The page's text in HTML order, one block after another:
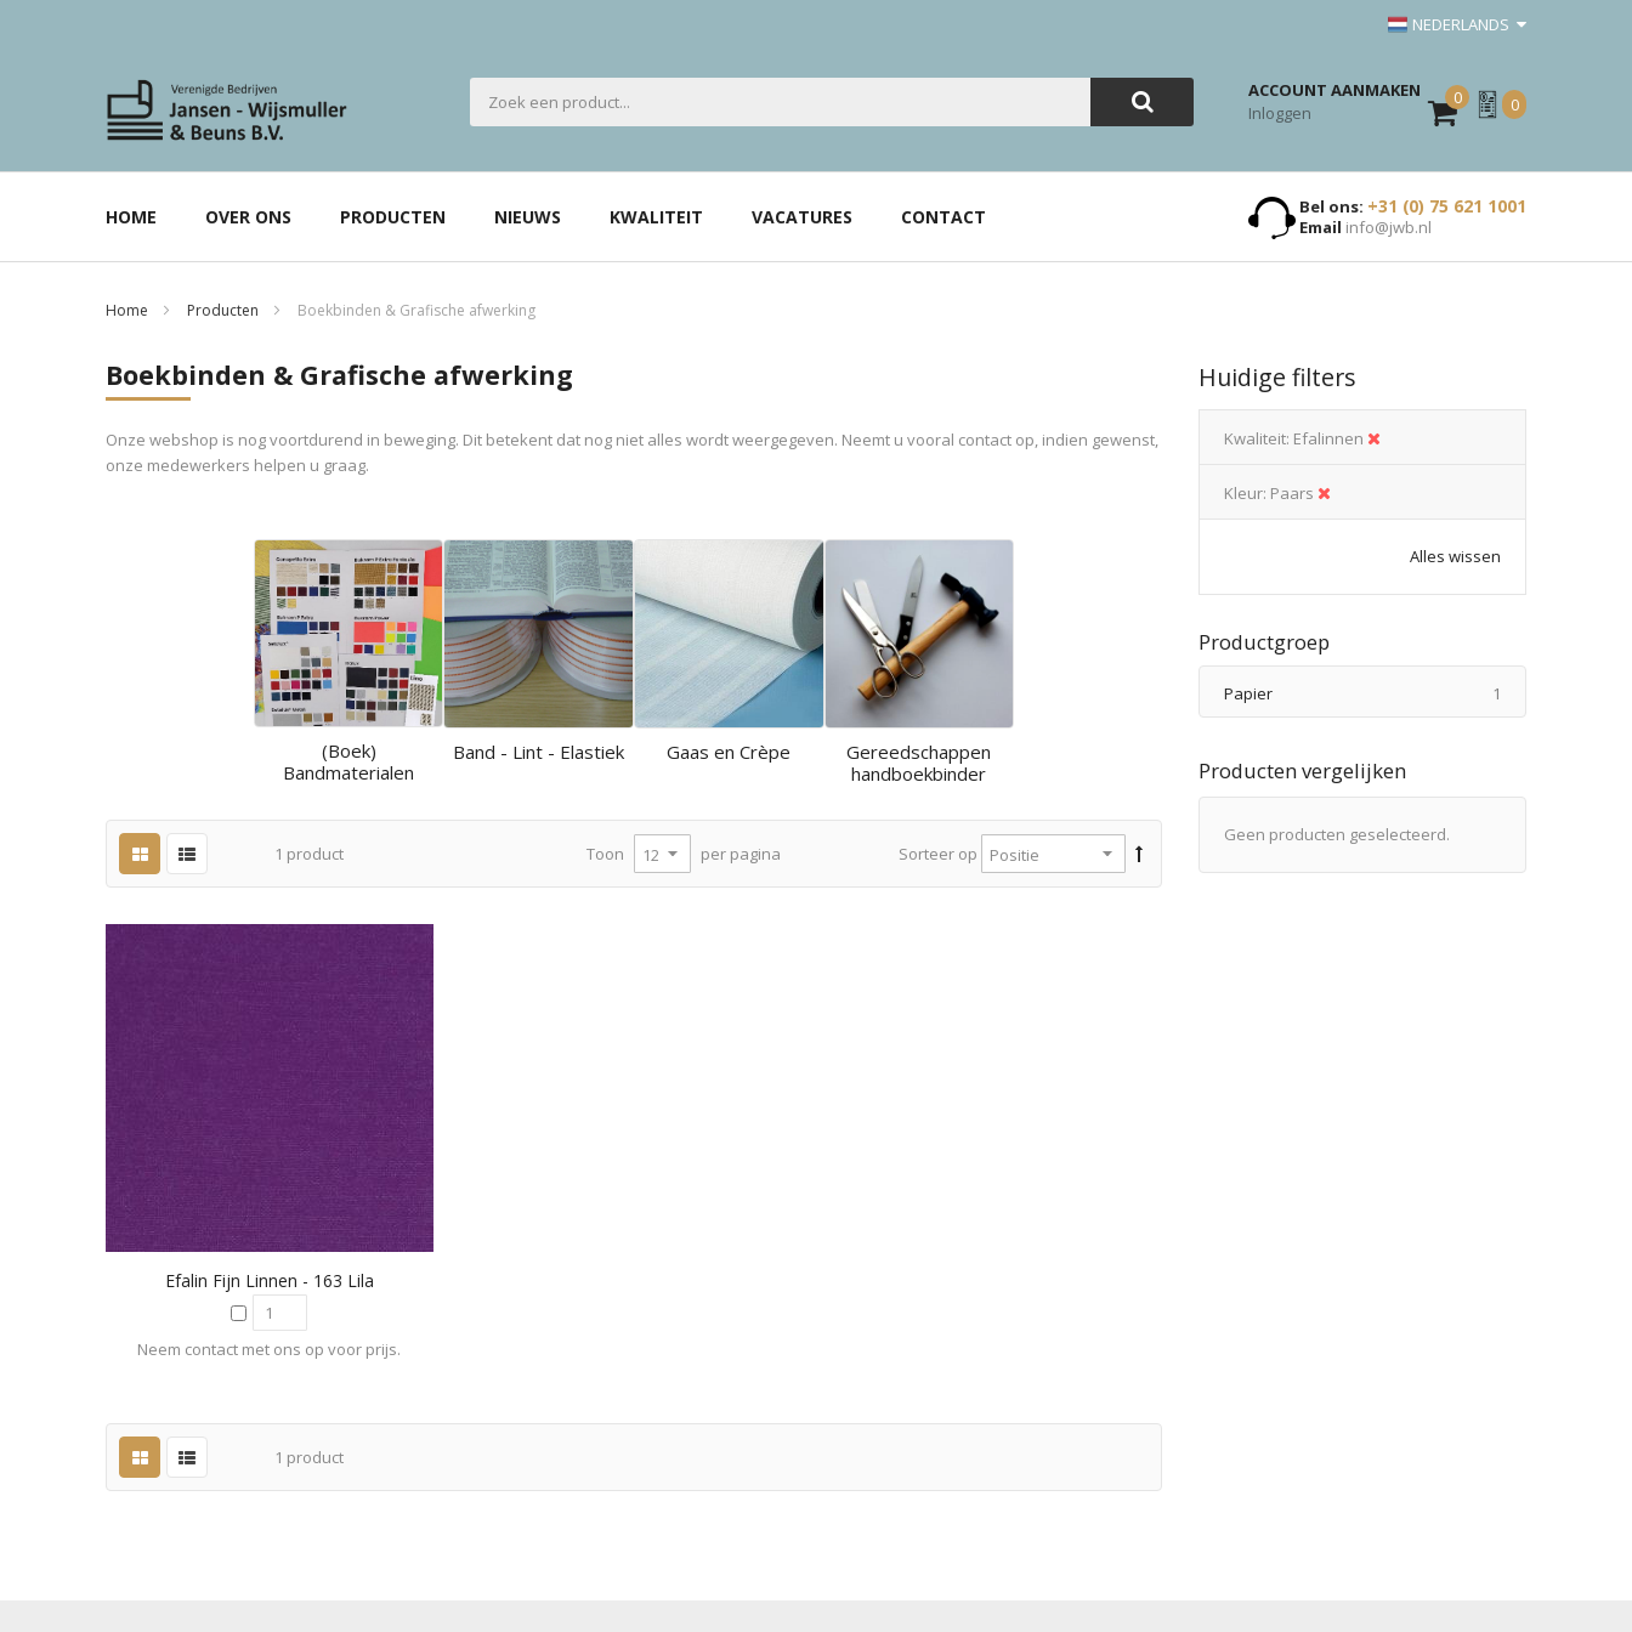
NEDERLANDS
ACCOUNT AANMAKEN
Inloggen
0
Mijn
Offerte
0
HOME OVER ONS PRODUCTEN NIEUWS KWALITEIT VACATURES CONTACT Bel ons: +31 (0) 75 621 1001
Email info@jwb.nl
Home Producten Boekbinden & Grafische afwerking
Boekbinden & Grafische afwerking
Onze webshop is nog voortdurend in beweging. Dit betekent dat nog niet alles wordt weergegeven. Neemt u vooral contact op, indien gewenst,
onze medewerkers helpen u graag.
(Boek)
Bandmaterialen
Band - Lint - Elastiek Gaas en Crèpe
Gereedschappen
handboekbinder
1 product Sorteer op
Toon per pagina
Efalin Fijn Linnen - 163 Lila
Neem contact met ons op voor prijs.
1 product
Huidige filters
Kwaliteit Efalinnen
Kleur Paars
Alles wissen
Productgroep
Papier 1
Producten vergelijken
Geen producten geselecteerd.